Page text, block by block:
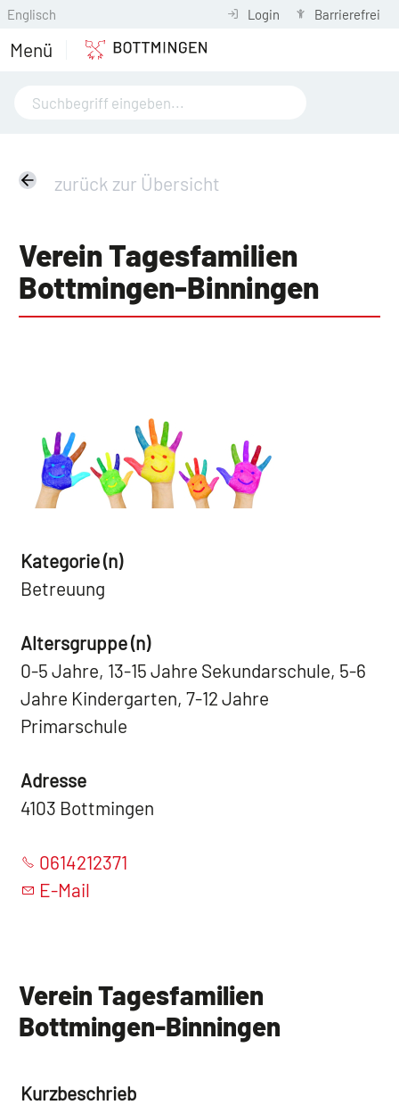
Englisch Login Barrierefrei
Menü
zurück zur Übersicht
Verein Tagesfamilien
Bottmingen-Binningen
Kategorie (n)
Betreuung
Altersgruppe (n)
0-5 Jahre, 13-15 Jahre Sekundarschule, 5-6
Jahre Kindergarten, 7-12 Jahre
Primarschule
Adresse
4103 Bottmingen
0614212371
E-Mail
Verein Tagesfamilien
Bottmingen-Binningen
Kurzbeschrieb